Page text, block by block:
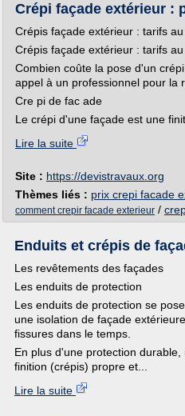
Crépi façade extérieur :
Crépis façade extérieur : tarifs
Crépis façade extérieur : tarifs
Combien coûte la pose d'un
appel à un professionnel pour la
Cre pi de fac ade
Le crépi d'une façade est une
Lire la suite
Site : https://devistravaux.org
Thèmes liés : prix crepi facade
comment crepir facade exterieur /
Enduits et crépis de
Les revêtements des façades
Les enduits de protection
Les enduits de protection se
une isolation de façade
fissures dans le temps.
En plus d'une protection
finition (crépis) propre et...
Lire la suite